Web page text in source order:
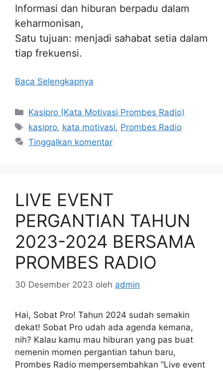
Informasi dan hiburan berpadu dalam
keharmonisan,
Satu tujuan: menjadi sahabat setia dalam
tiap frekuensi.
Baca Selengkapnya
Kategori
Kasipro (Kata Motivasi Prombes Radio)
Tag
kasipro, kata motivasi, Prombes Radio
Tinggalkan komentar
LIVE EVENT
PERGANTIAN TAHUN
2023-2024 BERSAMA
PROMBES RADIO
30 Desember 2023 oleh admin
Hai, Sobat Pro! Tahun 2024 sudah semakin
dekat! Sobat Pro udah ada agenda kemana,
nih? Kalau kamu mau hiburan yang pas buat
nemenin momen pergantian tahun baru,
Prombes Radio mempersembahkan “Live event